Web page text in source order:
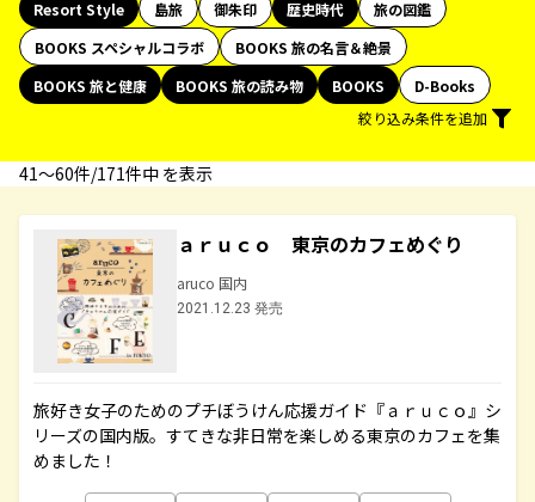
Resort Style
島旅 御朱印 歴史時代
旅の図鑑
BOOKS スペシャルコラボ
BOOKS 旅の名言＆絶景
BOOKS 旅と健康
BOOKS 旅の読み物 BOOKS
D-Books
絞り込み条件を追加
41〜60件/171件中 を表示
ａｒｕｃｏ 東京のカフェめぐり
aruco 国内
2021.12.23 発売
旅好き女子のためのプチぼうけん応援ガイド『ａｒｕｃｏ』シ
リーズの国内版。すてきな非日常を楽しめる東京のカフェを集
めました！